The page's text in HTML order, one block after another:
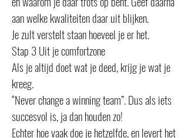
aan welke kwaliteiten daar uit blijken.
Je zult verstelt staan hoeveel je er het.
Stap 3 Uit je comfortzone
Als je altijd doet wat je deed, krijg je wat je
kreeg.
“Never change a winning team”. Dus als iets
succesvol is, ja dan houden zo!
Echter hoe vaak doe je hetzelfde, en levert het